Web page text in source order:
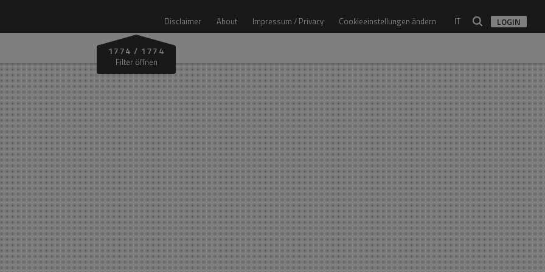
LOGIN
IT
Cookieeinstellungen ändern
Impressum / Privacy
About
Disclaimer
Zone
Alle Zonen
Vinschgau
Bozen Land
Unterland
Eisacktal
Pustertal
Gadertal
Burggrafenamt
Bozen‑Leifers
Überetsch
Wipptal
Gröden
Architektur Preis
Architekt
Alle Architekten
Studio
Alle Studios
1774 / 1774
Filter öffnen